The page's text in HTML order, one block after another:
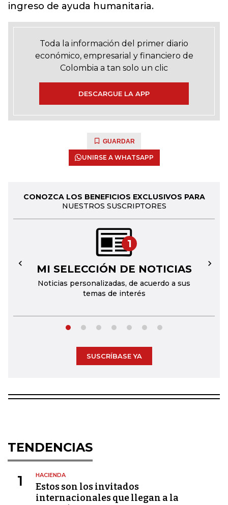
ingreso de ayuda humanitaria.
Toda la información del primer diario
económico, empresarial y financiero de
Colombia a tan solo un clic
DESCARGUE LA APP
GUARDAR
UNIRSE A WHATSAPP
CONOZCA LOS BENEFICIOS EXCLUSIVOS PARA
NUESTROS SUSCRIPTORES
1
MI SELECCIÓN DE NOTICIAS
Noticias personalizadas, de acuerdo a sus
temas de interés
← →
SUSCRÍBASE YA
TENDENCIAS
1 HACIENDA
Estos son los invitados
internacionales que llegan a la